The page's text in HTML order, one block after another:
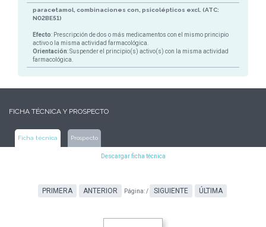
paracetamol, combinaciones con, psicolépticos excl. (ATC:
N02BE51)
Efecto: Prescripción de dos o más medicamentos con el mismo principio
activo o la misma actividad farmacológica.
Orientación: Suspender el principio(s) activo(s) con la misma actividad
farmacológica.
FICHA TÉCNICA Y PROSPECTO
Ficha técnica Prospecto
Descargar ficha técnica
PRIMERA ANTERIOR Página:/ SIGUIENTE ÚLTIMA